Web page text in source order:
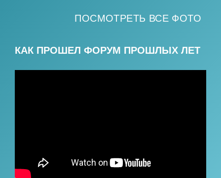
ПОСМОТРЕТЬ ВСЕ ФОТО
КАК ПРОШЕЛ ФОРУМ ПРОШЛЫХ ЛЕТ